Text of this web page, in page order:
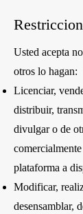
Usted acepta
otros lo hagan:
Licenciar,
distribuir,
divulgar o de
plataforma a
Modificar,
desensamblar,